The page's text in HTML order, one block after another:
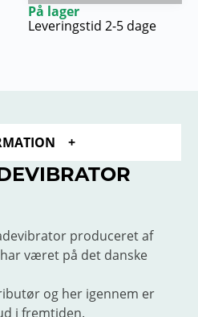
På lager
Leveringstid 2-5 dage
produceret af
været på det danske
og her igennem er
i fremtiden.